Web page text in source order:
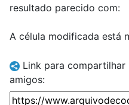
resultado parecido com:
A célula modificada está
Link para compartilhar
amigos: